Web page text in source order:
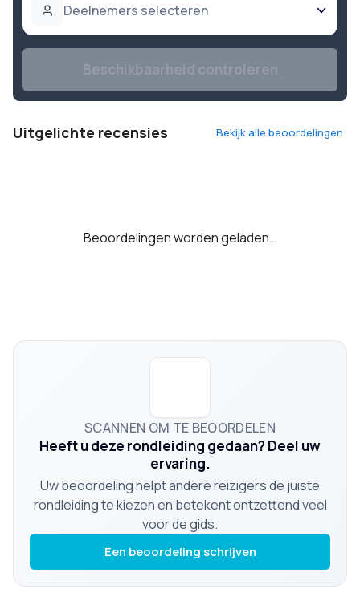
Deelnemers selecteren
Uitgelichte recensies Bekijk alle beoordelingen
Beoordelingen worden geladen…
SCANNEN OM TE BEOORDELEN
Heeft u deze rondleiding gedaan? Deel uw
ervaring.
Uw beoordeling helpt andere reizigers de juiste
rondleiding te kiezen en betekent ontzettend veel
voor de gids.
Een beoordeling schrijven